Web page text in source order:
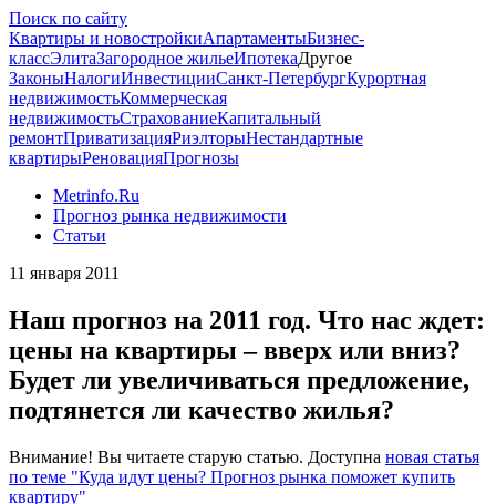
Поиск по сайту
Квартиры и новостройкиАпартаментыБизнес-
классЭлитаЗагородное жильеИпотекаДругое
ЗаконыНалогиИнвестицииСанкт-ПетербургКурортная
недвижимостьКоммерческая
недвижимостьСтрахованиеКапитальный
ремонтПриватизацияРиэлторыНестандартные
квартирыРеновацияПрогнозы
Metrinfo.Ru
Прогноз рынка недвижимости
Статьи
11 января 2011
Наш прогноз на 2011 год. Что нас ждет:
цены на квартиры – вверх или вниз?
Будет ли увеличиваться предложение,
подтянется ли качество жилья?
Внимание! Вы читаете старую статью. Доступна новая статья
по теме "Куда идут цены? Прогноз рынка поможет купить
квартиру"